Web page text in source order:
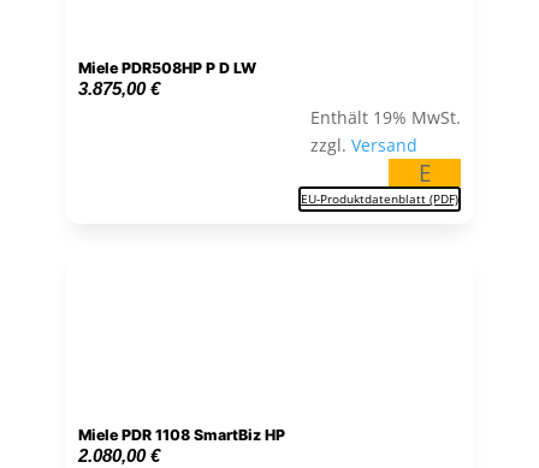
Miele PDR508HP P D LW
3.875,00€
Enthält 19% MwSt.
zzgl.Versand
E
EU-Produktdatenblatt (PDF)
Miele PDR 1108 SmartBiz HP
2.080,00€